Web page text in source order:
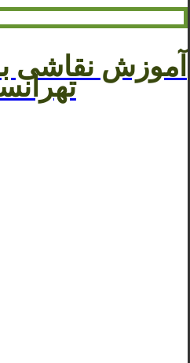
آموزش نقاشی